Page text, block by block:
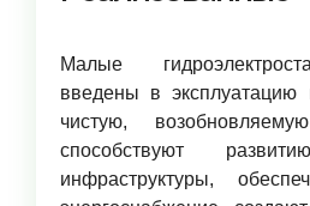
Малые
введены в эксплуатацию
чистую,
способствуют
инфраструктуры,